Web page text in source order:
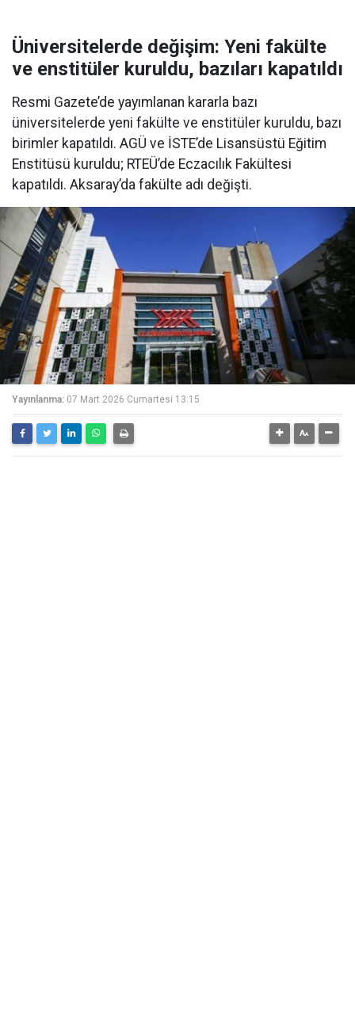
Üniversitelerde değişim: Yeni fakülte
ve enstitüler kuruldu, bazıları kapatıldı
Resmi Gazete’de yayımlanan kararla bazı
üniversitelerde yeni fakülte ve enstitüler kuruldu, bazı
birimler kapatıldı. AGÜ ve İSTE’de Lisansüstü Eğitim
Enstitüsü kuruldu; RTEÜ’de Eczacılık Fakültesi
kapatıldı. Aksaray’da fakülte adı değişti.
Yayınlanma: 07 Mart 2026 Cumartesi 13:15